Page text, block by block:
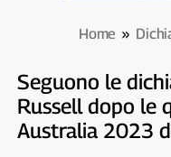
Home »
Seguono le
Russell dopo le
Australia 2023